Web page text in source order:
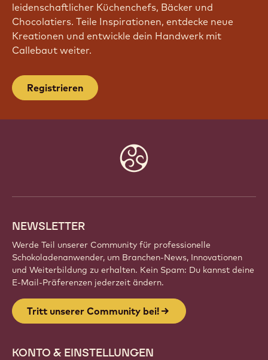
leidenschaftlicher Küchenchefs, Bäcker und
Chocolatiers. Teile Inspirationen, entdecke neue
Kreationen und entwickle dein Handwerk mit
Callebaut weiter.
Registrieren
NEWSLETTER
Werde Teil unserer Community für professionelle
Schokoladenanwender, um Branchen-News, Innovationen
und Weiterbildung zu erhalten. Kein Spam: Du kannst deine
E-Mail-Präferenzen jederzeit ändern.
Tritt unserer Community bei!
KONTO & EINSTELLUNGEN